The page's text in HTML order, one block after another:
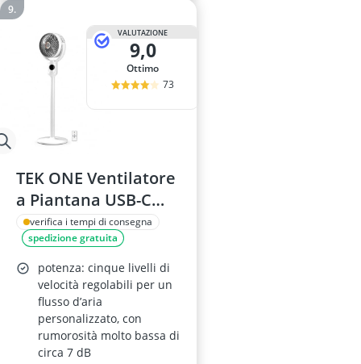
VALUTAZIONE
9,0
Ottimo
73
TEK ONE Ventilatore
a Piantana USB-C
Ricaricabile con
Telecomando, 5
Velocità,
Oscillazione 90°,
Inclinazione 120°,
Timer 9H, Luce LED
Notturna
verifica i tempi di consegna
spedizione gratuita
potenza: cinque livelli di
velocità regolabili per un
flusso d’aria
personalizzato, con
rumorosità molto bassa di
circa 7 dB